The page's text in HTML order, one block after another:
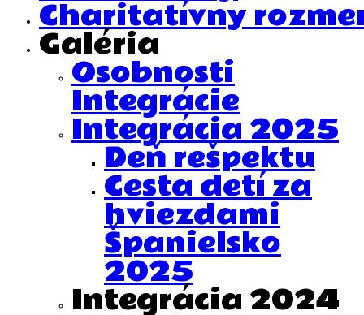
Charitatívny
Galéria
Osobnosti
Integrácie
Integrácia 2025
Deň rešpektu
Cesta detí za
hviezdami
Španielsko
2025
Integrácia 2024